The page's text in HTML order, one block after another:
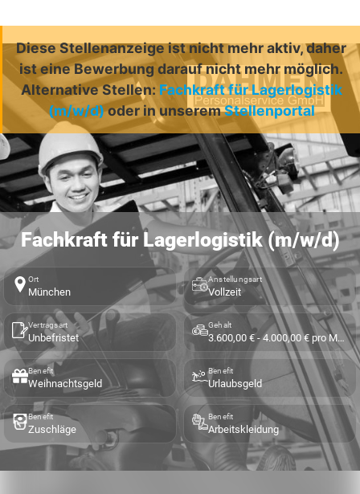
Diese Stellenanzeige ist nicht mehr aktiv, daher
ist eine Bewerbung darauf nicht mehr möglich.
Alternative Stellen: Fachkraft für Lagerlogistik
(m/w/d)oder in unseremStellenportal
Fachkraft für Lagerlogistik (m/w/d)
Ort
München
Anstellungsart
Vollzeit
Vertragsart
Unbefristet
Gehalt
3.600,00 € - 4.000,00 € pro Monat
Benefit
Weihnachtsgeld
Benefit
Urlaubsgeld
Benefit
Zuschläge
Benefit
Arbeitskleidung